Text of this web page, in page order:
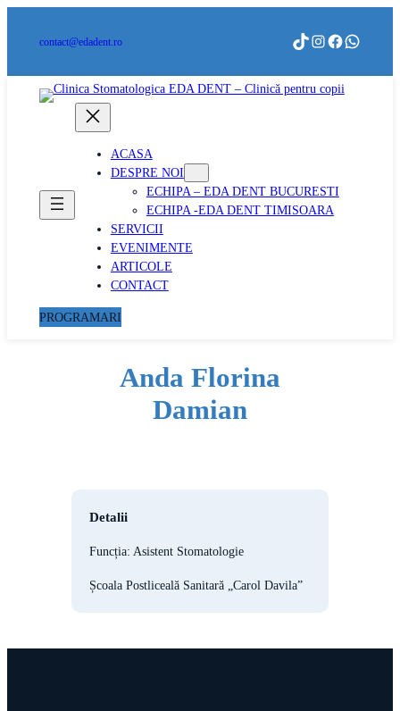
contact@edadent.ro TikTok
Instagram
ACASA
DESPRE NOI
ECHIPA – EDA DENT BUCURESTI
ECHIPA -EDA DENT TIMISOARA
SERVICII
EVENIMENTE
ARTICOLE
CONTACT
PROGRAMARI
Anda Florina
Damian
Detalii
Funcția: Asistent Stomatologie
Școala Postliceală Sanitară „Carol Davila”